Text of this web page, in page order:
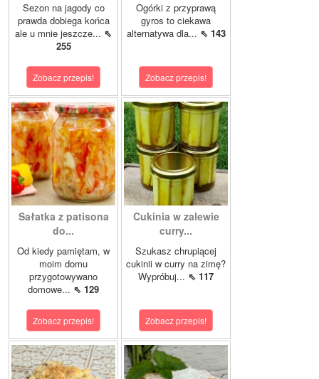
Sezon na jagody co
prawda dobiega końca
ale u mnie jeszcze... ⇖
255
Zobacz przepis!
Ogórki z przyprawą
gyros to ciekawa
alternatywa dla... ⇖ 143
Zobacz przepis!
Sałatka z patisona
do...
Od kiedy pamiętam, w
moim domu
przygotowywano
domowe... ⇖ 129
Zobacz przepis!
Cukinia w zalewie
curry...
Szukasz chrupiącej
cukinii w curry na zimę?
Wypróbuj... ⇖ 117
Zobacz przepis!